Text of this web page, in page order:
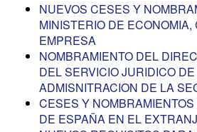
NUEVOS CESES Y
MINISTERIO DE ECONOMIA,
EMPRESA
NOMBRAMIENTO DEL
DEL SERVICIO JURIDICO
ADMISNITRACION DE LA
CESES Y
DE ESPAÑA EN EL